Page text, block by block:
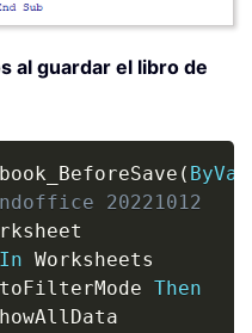
al guardar el libro de
( ByVal
20221012
In Worksheets
Then
Copy